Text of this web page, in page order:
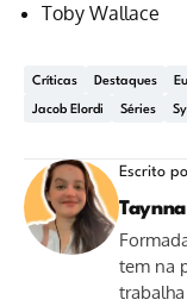
Toby Wallace
Críticas Destaques
Jacob Elordi Séries
Escrito
tem na